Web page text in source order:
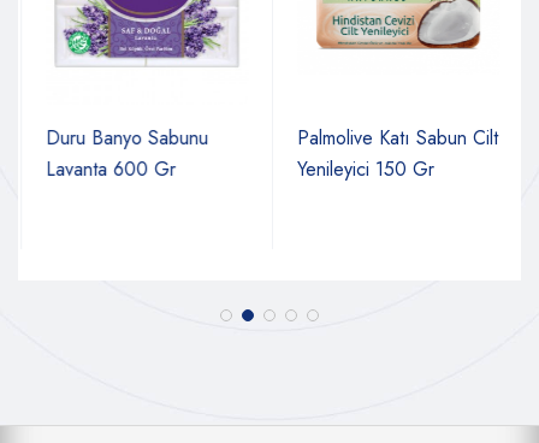
Duru Banyo Sabunu
Lavanta 600 Gr
Palmolive Katı Sabun Cilt
Yenileyici 150 Gr